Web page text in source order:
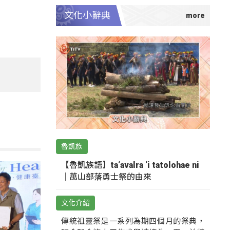
文化小辭典
魯凱族
【魯凱族語】ta‘avalra ‘i tatolohae ni
｜萬山部落勇士祭的由來
文化介紹
傳統祖靈祭是一系列為期四個月的祭典，